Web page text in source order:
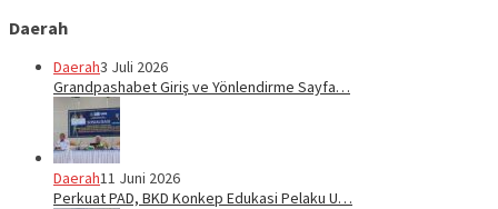
Daerah
Daerah3 Juli 2026
Grandpashabet Giriş ve Yönlendirme Sayfa…
Daerah11 Juni 2026
Perkuat PAD, BKD Konkep Edukasi Pelaku U…